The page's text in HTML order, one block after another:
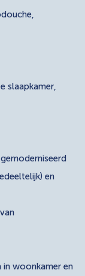
slaapkamer,
en
woonkamer en